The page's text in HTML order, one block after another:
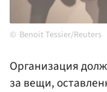
Benoit Tessier/Reuters
Организация
за вещи,